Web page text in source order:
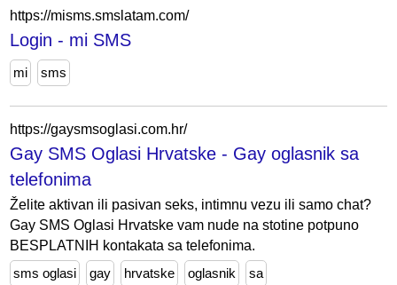
https://misms.smslatam.com/
Login - mi SMS
mi sms
https://gaysmsoglasi.com.hr/
Gay SMS Oglasi Hrvatske - Gay oglasnik sa
telefonima
Želite aktivan ili pasivan seks, intimnu vezu ili samo chat?
Gay SMS Oglasi Hrvatske vam nude na stotine potpuno
BESPLATNIH kontakata sa telefonima.
sms oglasi
gay hrvatske oglasnik sa